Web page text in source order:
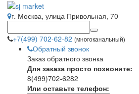
г. Москва, улица Привольная, 70
+7(499) 702-62-82 (многоканальный)
Обратный звонок
Заказ обратного звонка
Для заказа просто позвоните:
8(499)702-6282
Или оставьте телефон: